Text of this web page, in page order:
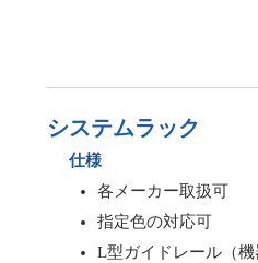
システムラック
仕様
各メーカー取扱可
指定色の対応可
L型ガイドレール（